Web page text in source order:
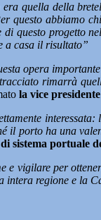
quella della
questo abbiamo
questo progetto
a casa il risultato”
opera
rimarrà
la vice
il porto ha una
sistema portuale
e vigilare per
regione e la